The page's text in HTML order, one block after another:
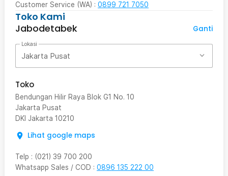
Customer Service (WA) : 0899 721 7050
Toko Kami
Jabodetabek
Ganti
Lokasi
Jakarta Pusat
Toko
Bendungan Hilir Raya Blok G1 No. 10
Jakarta Pusat
DKI Jakarta 10210
Lihat google maps
Telp : (021) 39 700 200
Whatsapp Sales / COD : 0896 135 222 00